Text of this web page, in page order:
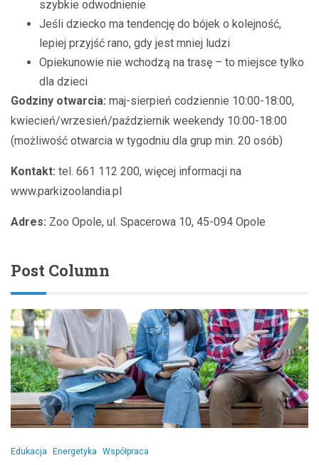
szybkie odwodnienie
Jeśli dziecko ma tendencję do bójek o kolejność,
lepiej przyjść rano, gdy jest mniej ludzi
Opiekunowie nie wchodzą na trasę – to miejsce tylko
dla dzieci
Godziny otwarcia: maj-sierpień codziennie 10:00-18:00,
kwiecień/wrzesień/październik weekendy 10:00-18:00
(możliwość otwarcia w tygodniu dla grup min. 20 osób)
Kontakt: tel. 661 112 200, więcej informacji na
www.parkizoolandia.pl
Adres: Zoo Opole, ul. Spacerowa 10, 45-094 Opole
Post Column
Edukacja Energetyka Współpraca